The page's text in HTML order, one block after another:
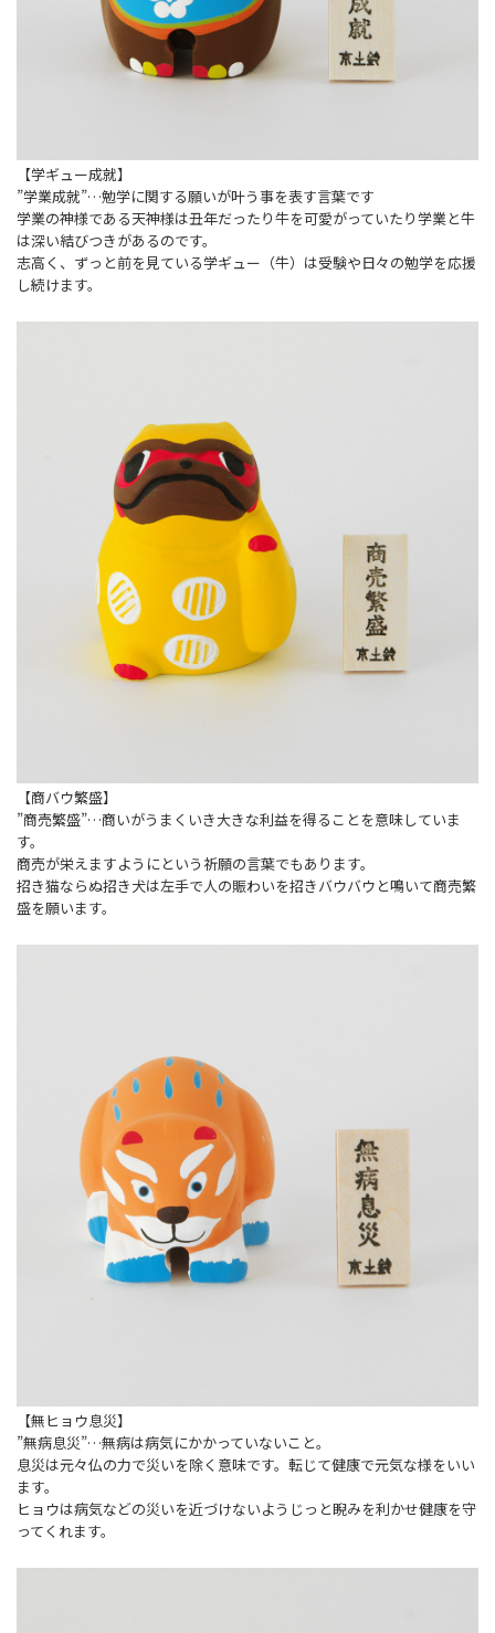
【学ギュー成就】
”学業成就”…勉学に関する願いが叶う事を表す言葉です
学業の神様である天神様は丑年だったり牛を可愛がっていたり学業と牛
は深い結びつきがあるのです。
志高く、ずっと前を見ている学ギュー（牛）は受験や日々の勉学を応援
し続けます。
【商バウ繁盛】
”商売繁盛”…商いがうまくいき大きな利益を得ることを意味していま
す。
商売が栄えますようにという祈願の言葉でもあります。
招き猫ならぬ招き犬は左手で人の賑わいを招きバウバウと鳴いて商売繁
盛を願います。
【無ヒョウ息災】
”無病息災”…無病は病気にかかっていないこと。
息災は元々仏の力で災いを除く意味です。転じて健康で元気な様をいい
ます。
ヒョウは病気などの災いを近づけないようじっと睨みを利かせ健康を守
ってくれます。